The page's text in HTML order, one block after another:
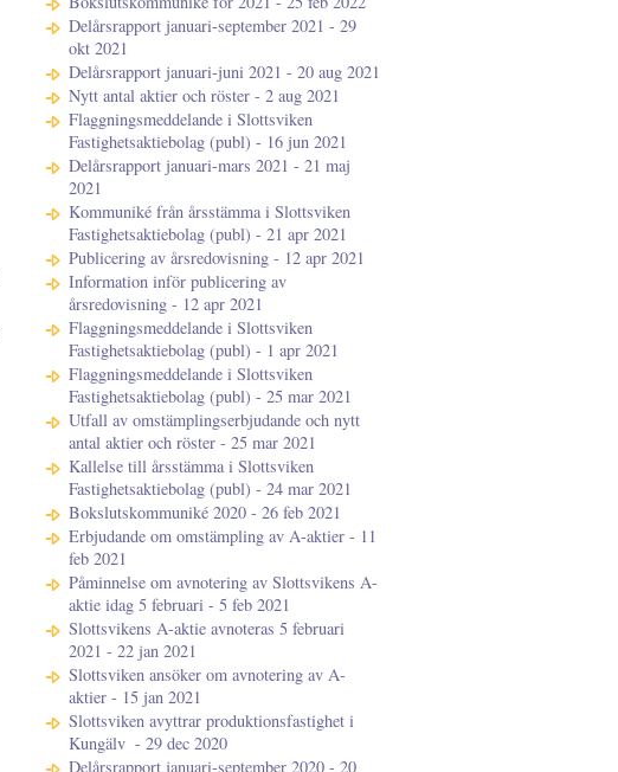
Delårsrapport januari-september 2021 - 29
okt 2021
Delårsrapport januari-juni 2021 - 20 aug 2021
Nytt antal aktier och röster - 2 aug 2021
Flaggningsmeddelande i Slottsviken
Fastighetsaktiebolag (publ) - 16 jun 2021
Delårsrapport januari-mars 2021 - 21 maj
2021
Kommuniké från årsstämma i Slottsviken
Fastighetsaktiebolag (publ) - 21 apr 2021
Publicering av årsredovisning - 12 apr 2021
Information inför publicering av
årsredovisning - 12 apr 2021
Flaggningsmeddelande i Slottsviken
Fastighetsaktiebolag (publ) - 1 apr 2021
Flaggningsmeddelande i Slottsviken
Fastighetsaktiebolag (publ) - 25 mar 2021
Utfall av omstämplingserbjudande och nytt
antal aktier och röster - 25 mar 2021
Kallelse till årsstämma i Slottsviken
Fastighetsaktiebolag (publ) - 24 mar 2021
Bokslutskommuniké 2020 - 26 feb 2021
Erbjudande om omstämpling av A-aktier - 11
feb 2021
Påminnelse om avnotering av Slottsvikens A-
aktie idag 5 februari - 5 feb 2021
Slottsvikens A-aktie avnoteras 5 februari
2021 - 22 jan 2021
Slottsviken ansöker om avnotering av A-
aktier - 15 jan 2021
Slottsviken avyttrar produktionsfastighet i
Kungälv ​​​​​​​ - 29 dec 2020
Delårsrapport januari-september 2020 - 20